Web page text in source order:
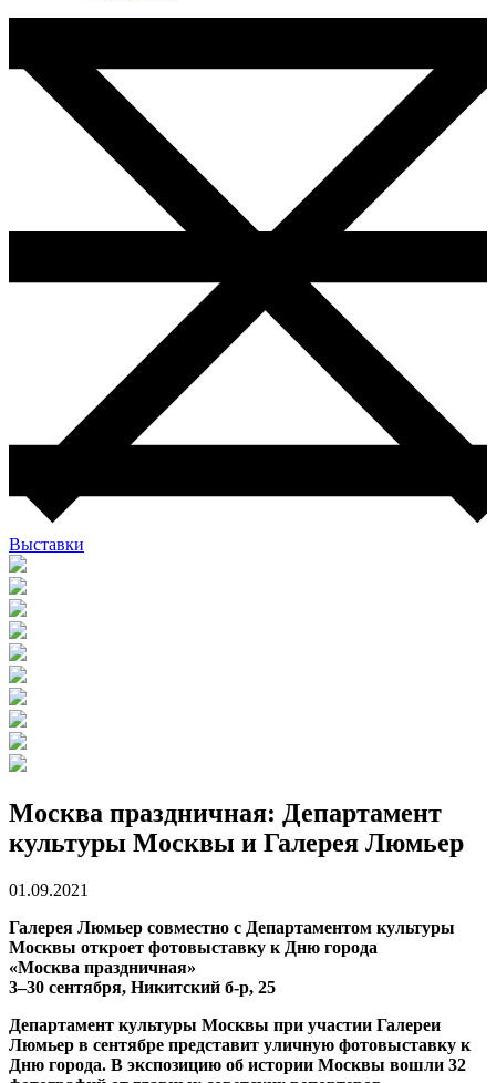
Выставки
Москва праздничная: Департамент
культуры Москвы и Галерея Люмьер
01.09.2021
Галерея Люмьер совместно с Департаментом культуры
Москвы откроет фотовыставку к Дню города
«Москва праздничная»
3–30 сентября, Никитский б-р, 25
Департамент культуры Москвы при участии Галереи
Люмьер в сентябре представит уличную фотовыставку к
Дню города. В экспозицию об истории Москвы вошли 32